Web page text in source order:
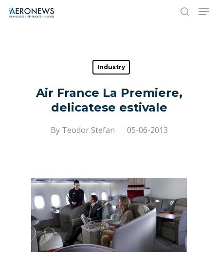
Hit enter to search or ESC to close
Industry
Air France La Premiere,
delicatese estivale
By Teodor Stefan 05-06-2013